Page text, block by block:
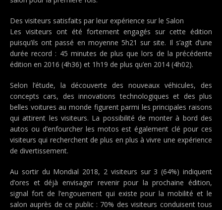
Des visiteurs satisfaits par leur expérience sur le Salon
Les visiteurs ont été fortement engagés sur cette édition
puisqu’ils ont passé en moyenne 5h21 sur site. Il s’agit d’une
durée record : 45 minutes de plus que lors de la précédente
édition en 2016 (4h36) et 1h19 de plus qu’en 2014 (4h02).
Selon l’étude, la découverte des nouveaux véhicules, des
concepts cars, des innovations technologiques et des plus
belles voitures au monde figurent parmi les principales raisons
qui attirent les visiteurs. La possibilité de monter à bord des
autos ou d’enfourcher les motos est également clé pour ces
visiteurs qui recherchent de plus en plus à vivre une expérience
de divertissement.
Au sortir du Mondial 2018, 2 visiteurs sur 3 (64%) indiquent
d’ores et déjà envisager revenir pour la prochaine édition,
signal fort de l’engouement qui existe pour la mobilité et le
salon auprès de ce public : 70% des visiteurs conduisent tous